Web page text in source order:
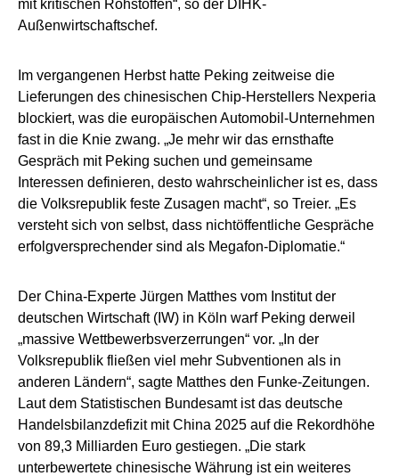
mit kritischen Rohstoffen“, so der DIHK-
Außenwirtschaftschef.
Im vergangenen Herbst hatte Peking zeitweise die
Lieferungen des chinesischen Chip-Herstellers Nexperia
blockiert, was die europäischen Automobil-Unternehmen
fast in die Knie zwang. „Je mehr wir das ernsthafte
Gespräch mit Peking suchen und gemeinsame
Interessen definieren, desto wahrscheinlicher ist es, dass
die Volksrepublik feste Zusagen macht“, so Treier. „Es
versteht sich von selbst, dass nichtöffentliche Gespräche
erfolgversprechender sind als Megafon-Diplomatie.“
Der China-Experte Jürgen Matthes vom Institut der
deutschen Wirtschaft (IW) in Köln warf Peking derweil
„massive Wettbewerbsverzerrungen“ vor. „In der
Volksrepublik fließen viel mehr Subventionen als in
anderen Ländern“, sagte Matthes den Funke-Zeitungen.
Laut dem Statistischen Bundesamt ist das deutsche
Handelsbilanzdefizit mit China 2025 auf die Rekordhöhe
von 89,3 Milliarden Euro gestiegen. „Die stark
unterbewertete chinesische Währung ist ein weiteres